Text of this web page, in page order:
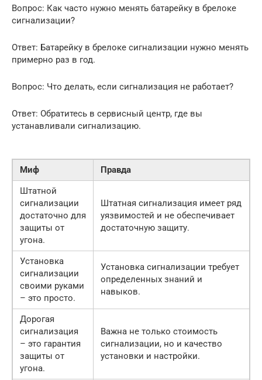
Вопрос: Как часто нужно менять батарейку в брелоке
сигнализации?
Ответ: Батарейку в брелоке сигнализации нужно менять
примерно раз в год.
Вопрос: Что делать, если сигнализация не работает?
Ответ: Обратитесь в сервисный центр, где вы
устанавливали сигнализацию.
Миф
Правда
Штатной
сигнализации
достаточно для
защиты от
угона.
Штатная сигнализация имеет ряд
уязвимостей и не обеспечивает
достаточную защиту.
Установка
сигнализации
своими руками
– это просто.
Установка сигнализации требует
определенных знаний и
навыков.
Дорогая
сигнализация
– это гарантия
защиты от
угона.
Важна не только стоимость
сигнализации, но и качество
установки и настройки.